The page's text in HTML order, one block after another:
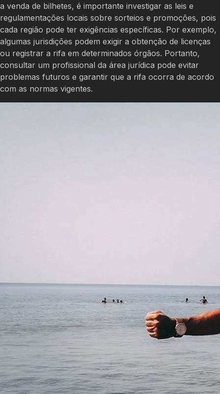
a venda de bilhetes, é importante investigar as leis e
regulamentações locais sobre sorteios e promoções, pois
cada região pode ter exigências específicas. Por exemplo,
algumas jurisdições podem exigir a obtenção de licenças
ou registrar a rifa em determinados órgãos. Portanto,
consultar um profissional da área jurídica pode evitar
problemas futuros e garantir que a rifa ocorra de acordo
com as normas vigentes.